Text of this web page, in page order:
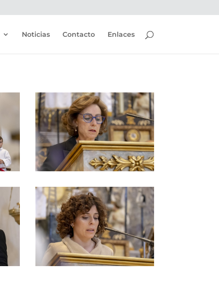
Noticias Contacto Enlaces